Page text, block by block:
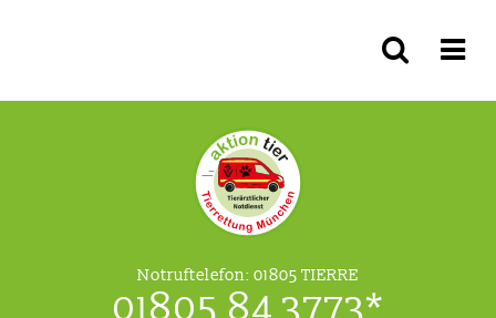
Notruftelefon: 01805 TIERRE
01805 84 3773*